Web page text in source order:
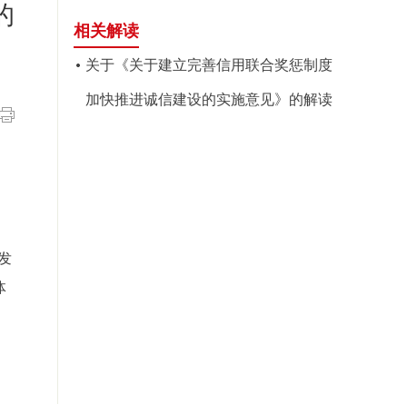
相关解读
关于《关于建立完善信用联合奖惩制度
加快推进诚信建设的实施意见》的解读